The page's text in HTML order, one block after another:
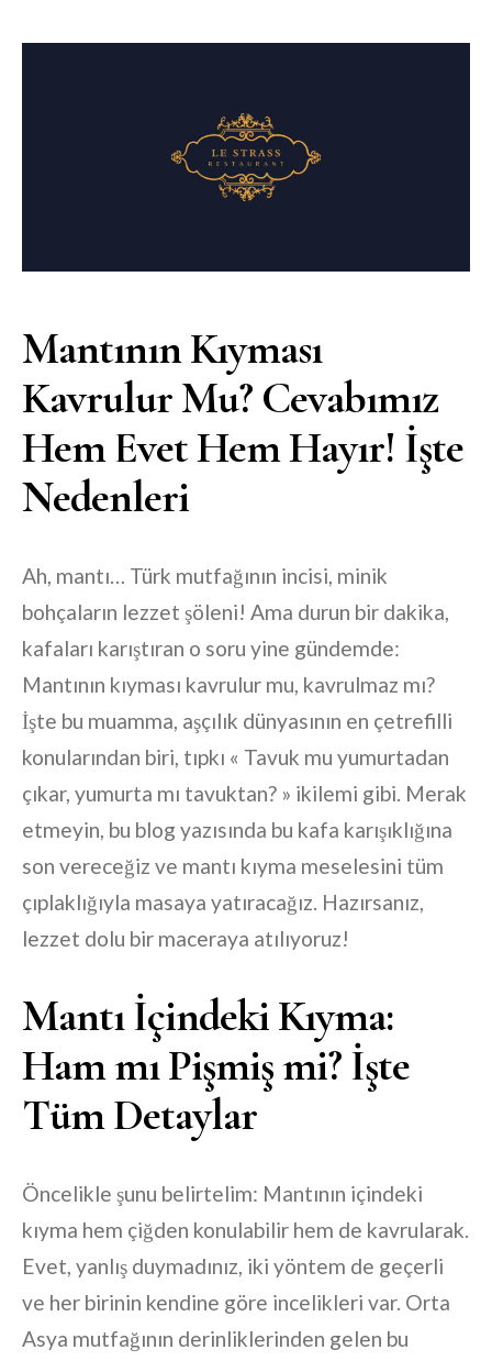
Mantının Kıyması
Kavrulur Mu? Cevabımız
Hem Evet Hem Hayır! İşte
Nedenleri
Ah, mantı… Türk mutfağının incisi, minik
bohçaların lezzet şöleni! Ama durun bir dakika,
kafaları karıştıran o soru yine gündemde:
Mantının kıyması kavrulur mu, kavrulmaz mı?
İşte bu muamma, aşçılık dünyasının en çetrefilli
konularından biri, tıpkı « Tavuk mu yumurtadan
çıkar, yumurta mı tavuktan? » ikilemi gibi. Merak
etmeyin, bu blog yazısında bu kafa karışıklığına
son vereceğiz ve mantı kıyma meselesini tüm
çıplaklığıyla masaya yatıracağız. Hazırsanız,
lezzet dolu bir maceraya atılıyoruz!
Mantı İçindeki Kıyma:
Ham mı Pişmiş mi? İşte
Tüm Detaylar
Öncelikle şunu belirtelim: Mantının içindeki
kıyma hem çiğden konulabilir hem de kavrularak.
Evet, yanlış duymadınız, iki yöntem de geçerli
ve her birinin kendine göre incelikleri var. Orta
Asya mutfağının derinliklerinden gelen bu